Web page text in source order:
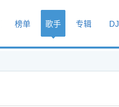
榜单 歌手 专辑 DJ